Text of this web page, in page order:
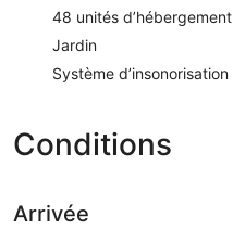
48 unités d’hébergement
Jardin
Système d’insonorisation
Conditions
Arrivée